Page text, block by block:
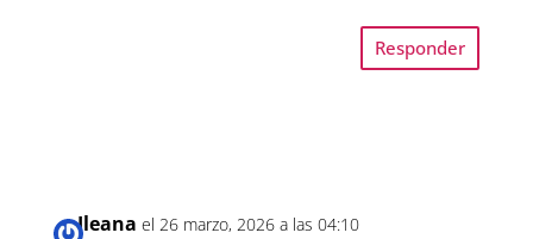
Responder
Ileana el 26 marzo, 2026 a las 04:10